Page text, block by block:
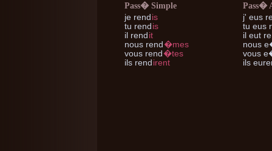
Pass� Simple
je rendis
tu rendis
il rendit
nous rend�mes
vous rend�tes
ils rendirent
Pass�
j' eus
tu eus
il eut
nous
vous
ils